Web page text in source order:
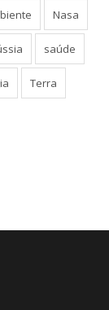
Nasa
saúde
Terra